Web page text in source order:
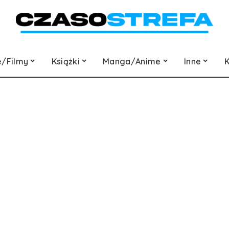
Filmy Książki Manga/Anime Inne